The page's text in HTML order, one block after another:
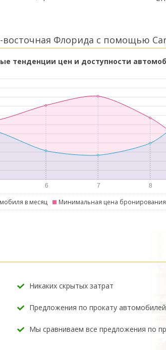
Флорида с помощью
тенденции цен и доступности
в месяц Минимальная цена бронирования
Никаких скрытых затрат
Предложения по прокату
Мы сравниваем все предложения по